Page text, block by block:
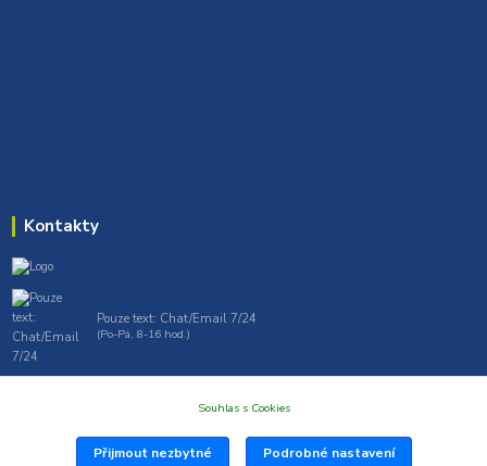
Kontakty
Pouze text: Chat/Email 7/24
(Po-Pá, 8-16 hod.)
Souhlas s Cookies
Přijmout nezbytné Podrobné nastavení